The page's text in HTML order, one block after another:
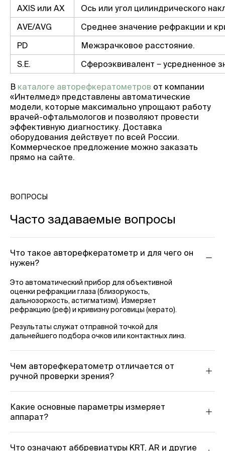
AXIS или AX Ось или угол цилиндрического
AVE/AVG Среднее значение рефракции и
PD Межзрачковое расстояние.
S.E. Сфероэквивалент ‒ усредненное
В каталоге авторефкератометров от компании
«Интелмед» представлены автоматические
модели, которые максимально упрощают работу
врачей-офтальмологов и позволяют провести
эффективную диагностику. Доставка
оборудования действует по всей России.
Коммерческое предложение можно заказать
прямо на сайте.
ВОПРОСЫ
Часто задаваемые вопросы
Что такое авторефкератометр и для чего он
нужен?
Это автоматический прибор для объективной
оценки рефракции глаза (близорукость,
дальнозоркость, астигматизм). Измеряет
рефракцию (реф) и кривизну роговицы (керато).
Результаты служат отправной точкой для
дальнейшего подбора очков или контактных линз.
Чем авторефкератометр отличается от
ручной проверки зрения?
ответов пациента. Идеален для детей,
неконтактных пациентов.
подобрать коррекцию "по ощущениям".
Какие основные параметры измеряет
аппарат?
Что означают аббревиатуры KRT, AR и другие